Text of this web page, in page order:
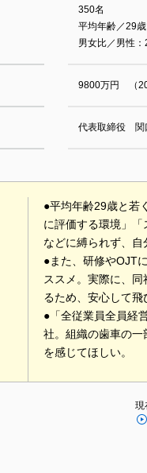
350名
平均年齢／29歳
男女比／男性
9800万円 （
代表取締役 関
●平均年齢29歳と若
に評価する環境」
などに縛られず、自
●また、研修やOJT
ススメ。実際に、
るため、安心して飛
●「全従業員全員経
社。組織の歯車の
を感じてほしい。
現